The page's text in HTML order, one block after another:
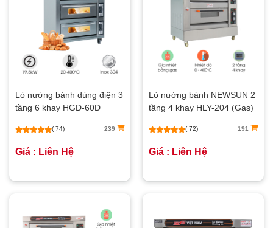
Lò nướng bánh dùng điện 3
tầng 6 khay HGD-60D
( 74) 239
Giá : Liên Hệ
Lò nướng bánh NEWSUN 2
tầng 4 khay HLY-204 (Gas)
( 72) 191
Giá : Liên Hệ